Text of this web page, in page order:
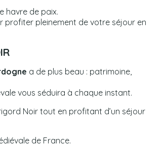
havre de paix.
profiter pleinement de votre séjour en
a de plus beau : patrimoine,
vous séduira à chaque instant.
Noir tout en profitant d’un séjour
de France.